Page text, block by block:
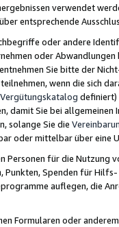
verwendet
entsprechende
oder andere
oder
Sie bitte der
wenn die sich
Vergütungskatalog definiert)
damit Sie bei
solange Sie die
oder mittelbar über eine
Personen für die Nutzung
Punkten, Spenden für
auflegen, die
Formularen oder